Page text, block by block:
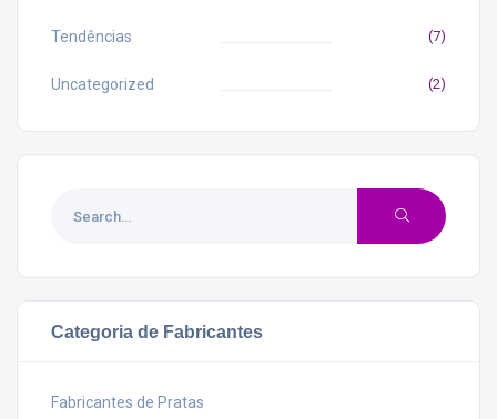
Tendências (7)
Uncategorized (2)
Categoria de Fabricantes
Fabricantes de Pratas